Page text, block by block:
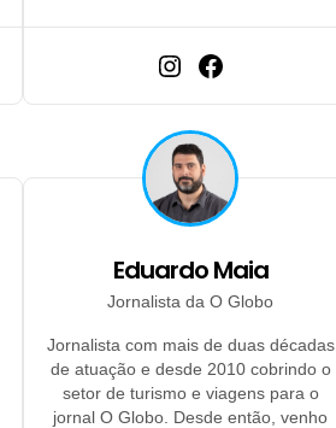
Ilya Hirsch e Neriton Vasconcelos. Foi
sócia do Ilya Hirsch e a agência era
especializada em cruzeiros marítimos
com foco muito grande e luxo. Há 13
anos possui a Six Viagens e segue
com especialização em cruzeiros
marítimos de luxo.
Eduardo Maia
Jornalista da O Globo
Jornalista com mais de duas décadas
de atuação e desde 2010 cobrindo o
setor de turismo e viagens para o
jornal O Globo. Desde então, venho